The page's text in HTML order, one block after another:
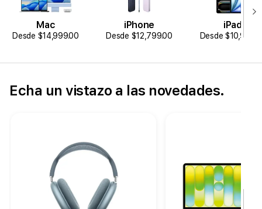
Mac
Desde $14,999.00
iPhone
Desde $12,799.00
iPad
Desde
Echa un vistazo a las novedades.